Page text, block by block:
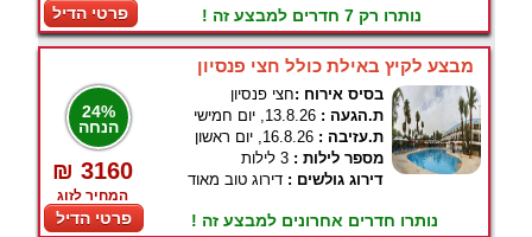
פרטי הדיל נותרו רק 7 חדרים למבצע זה !
מבצע לקיץ באילת כולל חצי פנסיון
24%
הנחה
₪ 3160
המחיר לזוג
פרטי הדיל
בסיס אירוח :חצי פנסיון
ת.הגעה : 13.8.26, יום חמישי
ת.עזיבה : 16.8.26, יום ראשון
מספר לילות : 3 לילות
דירוג גולשים : דירוג טוב מאוד
נותרו חדרים אחרונים למבצע זה !